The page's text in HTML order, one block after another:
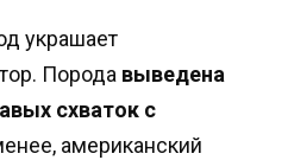
украшает
Порода выведена
схваток с
американский